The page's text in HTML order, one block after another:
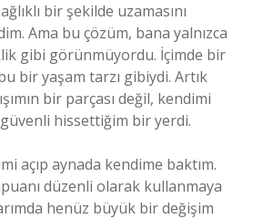
bir şekilde uzamasını
Ama bu çözüm, bana yalnızca
gibi görünmüyordu. İçimde bir
bir yaşam tarzı gibiydi. Artık
bir parçası değil, kendimi
hissettiğim bir yerdi.
açıp aynada kendime baktım.
düzenli olarak kullanmaya
henüz büyük bir değişim